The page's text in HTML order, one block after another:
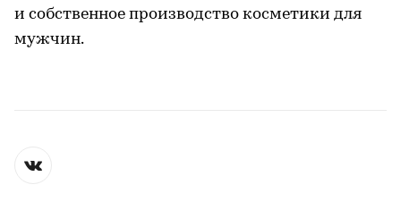
и собственное производство косметики для
мужчин.